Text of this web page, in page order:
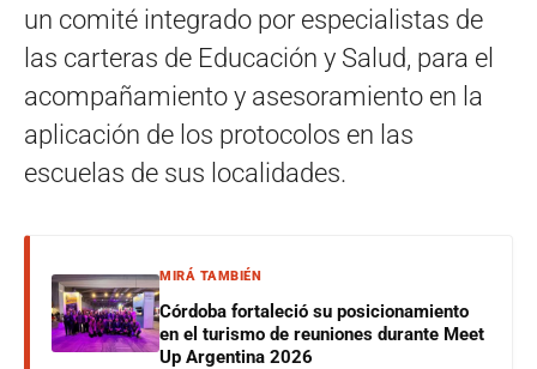
un comité integrado por especialistas de
las carteras de Educación y Salud, para el
acompañamiento y asesoramiento en la
aplicación de los protocolos en las
escuelas de sus localidades.
MIRÁ TAMBIÉN
Córdoba fortaleció su posicionamiento
en el turismo de reuniones durante Meet
Up Argentina 2026